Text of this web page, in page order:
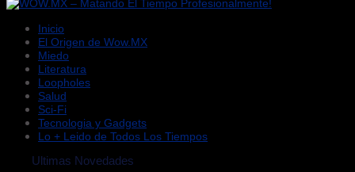
Inicio
El Origen de Wow.MX
Miedo
Literatura
Loopholes
Salud
Sci-Fi
Tecnologia y Gadgets
Lo + Leido de Todos Los Tiempos
Ultimas Novedades